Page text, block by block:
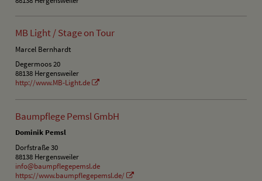
MB Light / Stage on Tour
Marcel Bernhardt
Degermoos 20
88138 Hergensweiler
http://www.MB-Light.de
Baumpflege Pemsl GmbH
Dominik Pemsl
Dorfstraße 30
88138 Hergensweiler
info@baumpflegepemsl.de
https://www.baumpflegepemsl.de/